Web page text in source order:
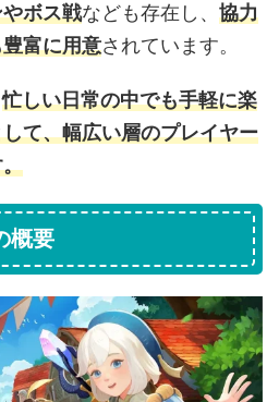
ボス戦なども存在し、 協力
富に用意されています。
忙しい日常の中でも手軽に楽
て、幅広い層のプレイヤー
概要